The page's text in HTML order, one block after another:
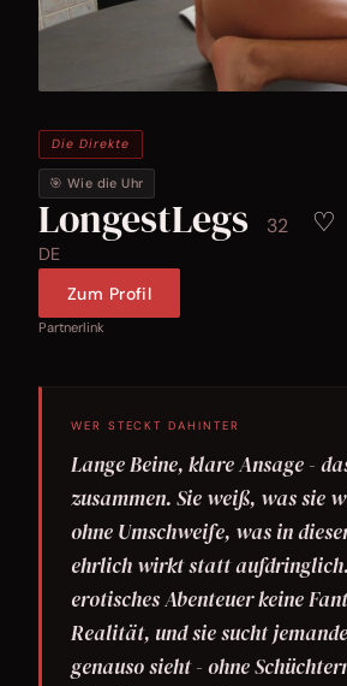
Die Direkte
🎯 Wie die Uhr
LongestLegs 32 ♡
DE
Zum Profil
Partnerlink
WER STECKT DAHINTER
Lange Beine, klare Ansage -
zusammen. Sie weiß, was sie
ohne Umschweife, was in
ehrlich wirkt statt
erotisches Abenteuer keine
Realität, und sie sucht
genauso sieht - ohne